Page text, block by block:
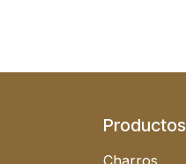
Productos
Charros